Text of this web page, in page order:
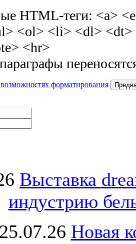
HTML-теги: <a>
<ol> <li> <dl> <dt>
<hr>
форматирования
Выставка
индустрию
25.07.26 Новая